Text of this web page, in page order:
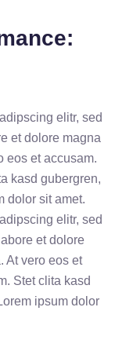
elitr, sed
et dolore magna
eos et accusam.
kasd gubergren,
dolor sit amet.
elitr, sed
et dolore
At vero eos et
Stet clita kasd
ipsum dolor